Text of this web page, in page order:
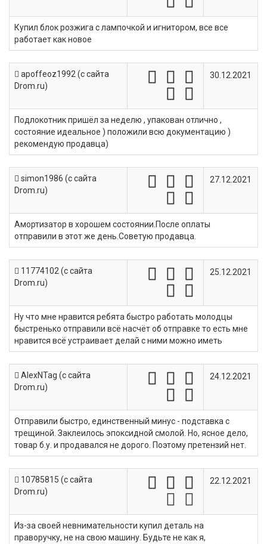
Купил блок розжига с лампочкой и игнитором, все все
работает как новое
apoffeoz1992 (c сайта
Drom.ru)
30.12.2021
Подлокотник пришёл за неделю , упакован отлично ,
состояние идеальное ) положили всю документацию )
рекомендую продавца)
simon1986 (c сайта
Drom.ru)
27.12.2021
Амортизатор в хорошем состоянии.После оплаты
отправили в этот же день.Советую продавца.
11774102 (c сайта
Drom.ru)
25.12.2021
Ну что мне нравится ребята быстро работать молодцы
быстренько отправили всё насчёт об отправке то есть мне
нравится всё устраивает делай с ними можно иметь
AlexNTag (c сайта
Drom.ru)
24.12.2021
Отправили быстро, единственный минус - подставка с
трещиной. Заклеилось эпоксидной смолой. Но, ясное дело,
товар б.у. и продавался не дорого. Поэтому претензий нет.
10785815 (c сайта
Drom.ru)
22.12.2021
Из-за своей невнимательности купил деталь на
праворучку, не на свою машину. Будьте не как я,